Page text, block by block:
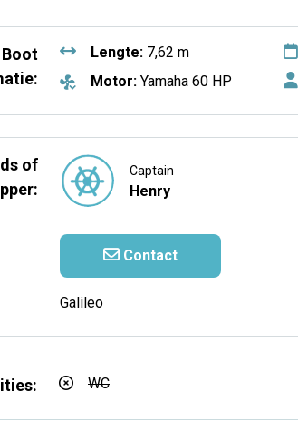
Boot
Lengte:7,62 m
Motor:Yamaha 60 HP
of
Captain
Henry
Contact
Galileo
WC